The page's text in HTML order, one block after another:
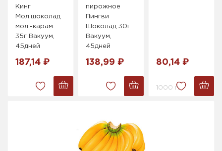
Кинг
Мол.шоколад
мол.-карам.
35г Вакуум,
45дней
187,14 ₽
пирожное
Пингви
Шоколад 30г
Вакуум,
45дней
138,99 ₽ 80,14 ₽
1000 г.